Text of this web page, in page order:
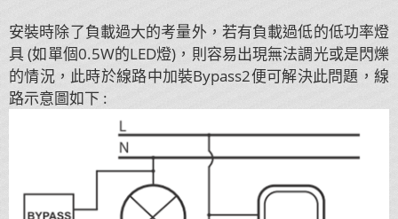
安裝時除了負載過大的考量外，若有負載過低的低功率燈
具 (如單個0.5W的LED燈)，則容易出現無法調光或是閃爍
的情況，此時於線路中加裝Bypass2便可解決此問題，線
路示意圖如下 :